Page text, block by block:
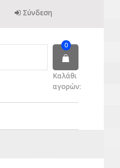
Σύνδεση
Καλάθι
αγορών:
0